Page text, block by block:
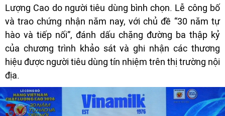
Lượng Cao do người tiêu dùng bình chọn. Lễ công bố
và trao chứng nhận năm nay, với chủ đề “30 năm tự
hào và tiếp nối”, đánh dấu chặng đường ba thập kỷ
của chương trình khảo sát và ghi nhận các thương
hiệu được người tiêu dùng tín nhiệm trên thị trường nội
địa.